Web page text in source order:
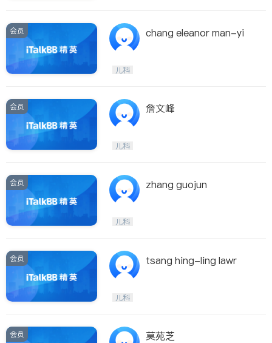
会员 chang eleanor man-yi
儿科
会员 詹文峰
儿科
会员 zhang guojun
儿科
会员 tsang hing-ling lawr
儿科
会员 莫苑芝